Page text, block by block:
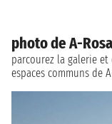
photo de A-
parcourez la galerie
espaces communs de